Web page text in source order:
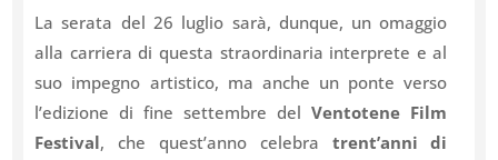
La serata del 26 luglio sarà, dunque, un omaggio
alla carriera di questa straordinaria interprete e al
suo impegno artistico, ma anche un ponte verso
l’edizione di fine settembre delVentotene Film
Festival, che quest’anno celebra trent’anni di